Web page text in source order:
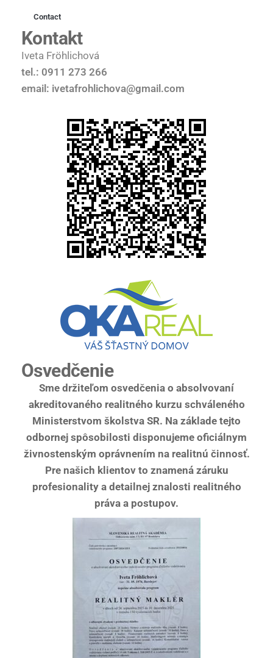
Contact
Kontakt
Iveta Fröhlichová
tel.: 0911 273 266
email: ivetafrohlichova@gmail.com
Osvedčenie
Sme držiteľom osvedčenia o absolvovaní
akreditovaného realitného kurzu schváleného
Ministerstvom školstva SR. Na základe tejto
odbornej spôsobilosti disponujeme oficiálnym
živnostenským oprávnením na realitnú činnosť.
Pre našich klientov to znamená záruku
profesionality a detailnej znalosti realitného
práva a postupov.